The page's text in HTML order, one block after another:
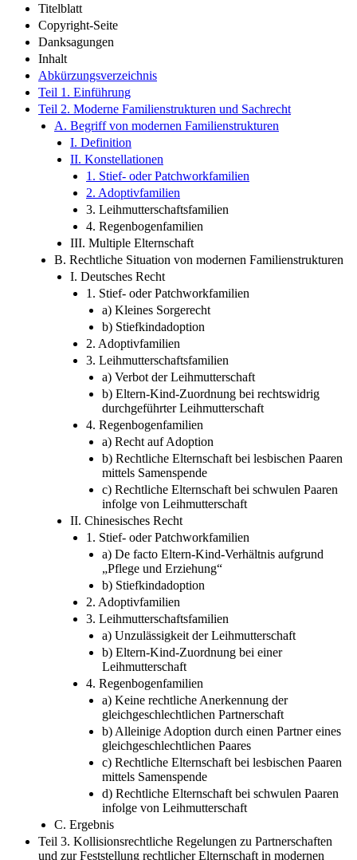
Titelblatt
Copyright-Seite
Danksagungen
Inhalt
Abkürzungsverzeichnis
Teil 1. Einführung
Teil 2. Moderne Familienstrukturen und Sachrecht
A. Begriff von modernen Familienstrukturen
I. Definition
II. Konstellationen
1. Stief- oder Patchworkfamilien
2. Adoptivfamilien
3. Leihmutterschaftsfamilien
4. Regenbogenfamilien
III. Multiple Elternschaft
B. Rechtliche Situation von modernen Familienstrukturen
I. Deutsches Recht
1. Stief- oder Patchworkfamilien
a) Kleines Sorgerecht
b) Stiefkindadoption
2. Adoptivfamilien
3. Leihmutterschaftsfamilien
a) Verbot der Leihmutterschaft
b) Eltern-Kind-Zuordnung bei rechtswidrig
durchgeführter Leihmutterschaft
4. Regenbogenfamilien
a) Recht auf Adoption
b) Rechtliche Elternschaft bei lesbischen Paaren
mittels Samenspende
c) Rechtliche Elternschaft bei schwulen Paaren
infolge von Leihmutterschaft
II. Chinesisches Recht
1. Stief- oder Patchworkfamilien
a) De facto Eltern-Kind-Verhältnis aufgrund
„Pflege und Erziehung“
b) Stiefkindadoption
2. Adoptivfamilien
3. Leihmutterschaftsfamilien
a) Unzulässigkeit der Leihmutterschaft
b) Eltern-Kind-Zuordnung bei einer
Leihmutterschaft
4. Regenbogenfamilien
a) Keine rechtliche Anerkennung der
gleichgeschlechtlichen Partnerschaft
b) Alleinige Adoption durch einen Partner eines
gleichgeschlechtlichen Paares
c) Rechtliche Elternschaft bei lesbischen Paaren
mittels Samenspende
d) Rechtliche Elternschaft bei schwulen Paaren
infolge von Leihmutterschaft
C. Ergebnis
Teil 3. Kollisionsrechtliche Regelungen zu Partnerschaften
und zur Feststellung rechtlicher Elternschaft in modernen